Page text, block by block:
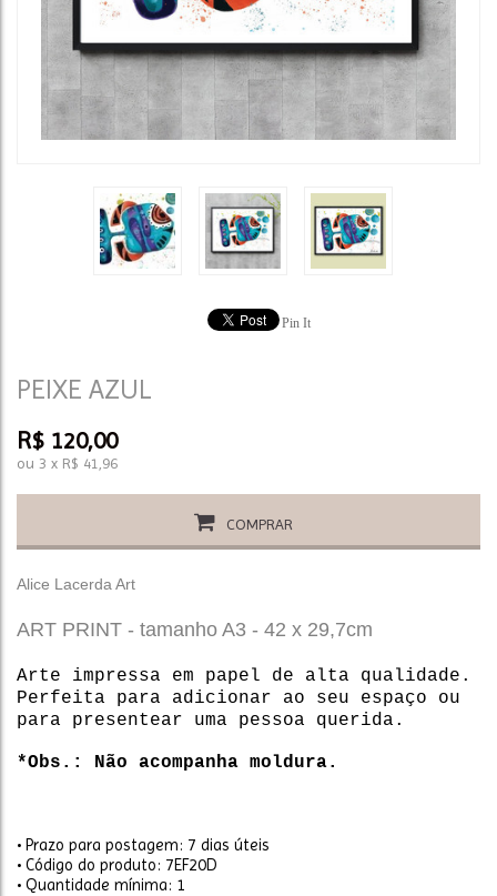
Pin It
PEIXE AZUL
R$ 120,00
ou 3 x R$ 41,96
COMPRAR
Alice Lacerda Art
ART PRINT - tamanho A3 - 42 x 29,7cm
Arte impressa em papel de alta qualidade.
Perfeita para adicionar ao seu espaço ou
para presentear uma pessoa querida.
*Obs.: Não acompanha moldura.
• Prazo para postagem: 7 dias úteis
• Código do produto: 7EF20D
• Quantidade mínima: 1